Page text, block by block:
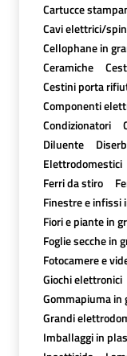
Cartucce
Cavi elettrici/
Cellophane in
Ceramiche
Cestini porta
Componenti
Condizionatori
Diluente
Elettrodomestici
Ferri da stiro
Finestre e infissi
Fiori e piante in
Foglie secche in
Fotocamere e
Giochi elettronici
Gommapiuma in
Grandi
Imballaggi in